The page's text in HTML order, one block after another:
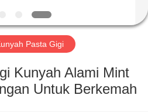
Pasta Gigi
Kunyah Alami Mint
Untuk Berkemah